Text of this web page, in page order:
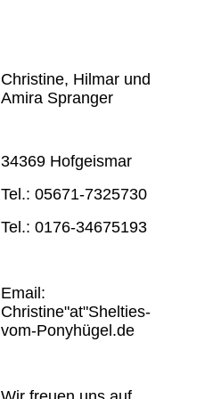
Christine, Hilmar und
Amira Spranger
34369 Hofgeismar
Tel.: 05671-7325730
Tel.: 0176-34675193
Email:
Christine"at"Shelties-
vom-Ponyhügel.de